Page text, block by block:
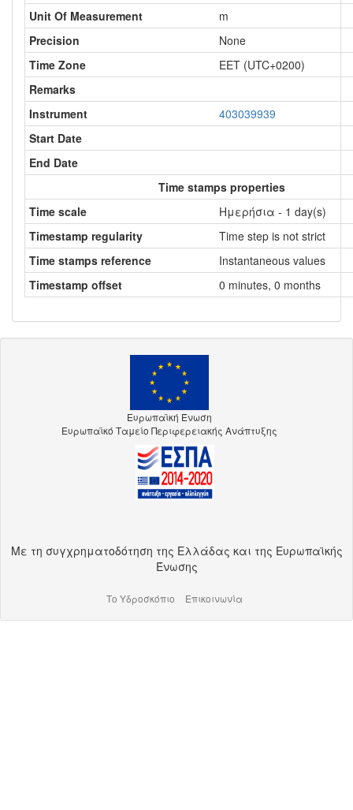
Unit Of Measurement
m
Precision
None
Time Zone
EET (UTC+0200)
Remarks
Instrument
403039939
Start Date
End Date
Time stamps properties
Time scale
Ημερήσια - 1 day(s)
Timestamp regularity
Time step is not strict
Time stamps reference
Instantaneous values
Timestamp offset
0 minutes, 0 months
Ευρωπαϊκή Ένωση
Ευρωπαϊκό Ταμείο Περιφερειακής Ανάπτυξης
Με τη συγχρηματοδότηση της Ελλάδας και της Ευρωπαϊκής
Ένωσης
Το Υδροσκόπιο Επικοινωνία